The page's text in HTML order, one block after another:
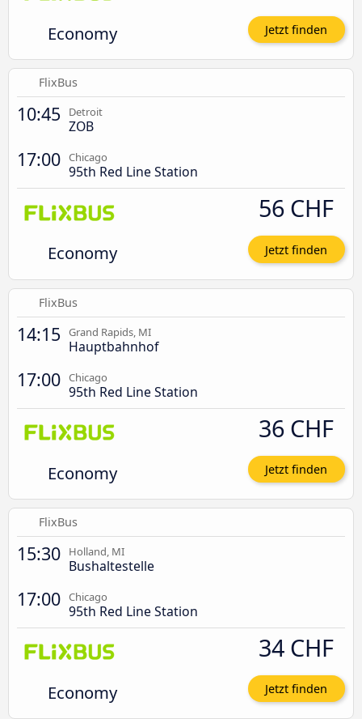
Economy Jetzt finden
FlixBus
10:45 Detroit
ZOB
17:00 Chicago
95th Red Line Station
Economy
56 CHF
Jetzt finden
FlixBus
14:15 Grand Rapids, MI
Hauptbahnhof
17:00 Chicago
95th Red Line Station
Economy
36 CHF
Jetzt finden
FlixBus
15:30 Holland, MI
Bushaltestelle
17:00 Chicago
95th Red Line Station
Economy
34 CHF
Jetzt finden